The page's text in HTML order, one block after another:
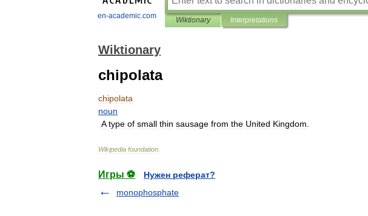
en-academic.com Wiktionary Interpretations
Wiktionary
chipolata
chipolata
noun
A type of small thin sausage from the United Kingdom
Wikipedia foundation
Игры ⚽
Нужен реферат?
monophosphate